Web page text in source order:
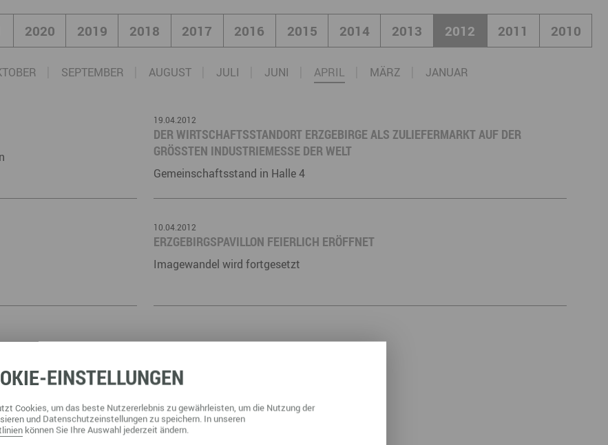
Marke ERZGEBIRGE
Wanderwege Radrouten
Wegewarte
Wanderwege Radrouten
Wegewarte
2020 2019 2018 2017 2016 2015 2014 2013 2012 2011 2010
SEPTEMBER AUGUST JULI JUNI APRIL MÄRZ JANUAR
19.04.2012
DER WIRTSCHAFTSSTANDORT ERZGEBIRGE ALS ZULIEFERMARKT AUF DER
GRÖSSTEN INDUSTRIEMESSE DER WELT
Gemeinschaftsstand in Halle 4
10.04.2012
ERZGEBIRGSPAVILLON FEIERLICH ERÖFFNET
Imagewandel wird fortgesetzt
-EINSTELLUNGEN
Cookies, um das beste Nutzererlebnis zu gewährleisten, um die Nutzung der
und Datenschutzeinstellungen zu speichern. In unseren
können Sie Ihre Auswahl jederzeit ändern.